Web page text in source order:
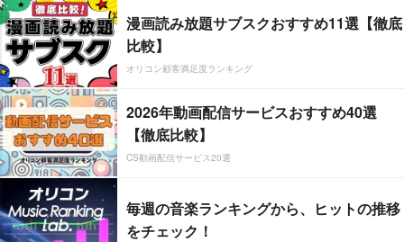
漫画読み放題サブスクおすすめ11選【徹底
比較】
オリコン顧客満足度ランキング
2026年動画配信サービスおすすめ40選
【徹底比較】
CS動画配信サービス20選
毎週の音楽ランキングから、ヒットの推移
をチェック！